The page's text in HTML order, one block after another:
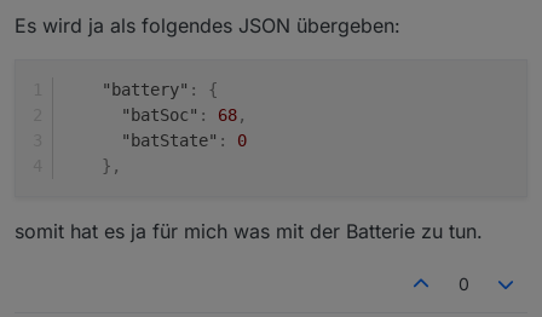
Ich hab den Wert 85, hab allerdings einen Ioniq.
Es wird ja als folgendes JSON übergeben:
"battery" :
{
"batSoc" : 68,
"batState" :
0
} ,
somit hat es ja für mich was mit der Batterie zu tun.
0